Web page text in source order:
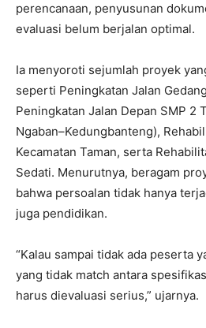
perencanaan, penyusunan
evaluasi belum berjalan optimal.
Ia menyoroti sejumlah proyek
seperti Peningkatan Jalan
Peningkatan Jalan Depan SMP 2
Ngaban–Kedungbanteng),
Kecamatan Taman, serta
Sedati. Menurutnya, beragam
bahwa persoalan tidak hanya
juga pendidikan.
“Kalau sampai tidak ada peserta
yang tidak match antara
harus dievaluasi serius,” ujarnya.